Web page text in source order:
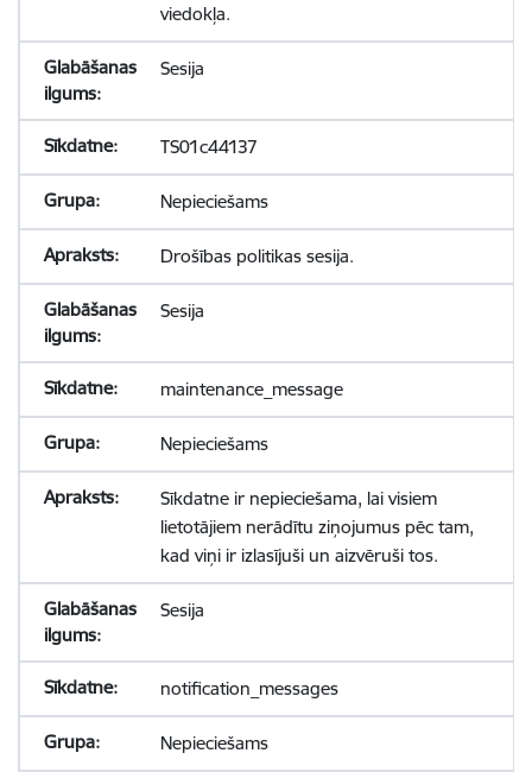
viedokļa.
Sesija
TS01c44137
Nepieciešams
Drošības politikas sesija.
Sesija
maintenance_message
Nepieciešams
Sīkdatne ir nepieciešama, lai visiem
lietotājiem nerādītu ziņojumus pēc tam,
kad viņi ir izlasījuši un aizvēruši tos.
Sesija
notification_messages
Nepieciešams